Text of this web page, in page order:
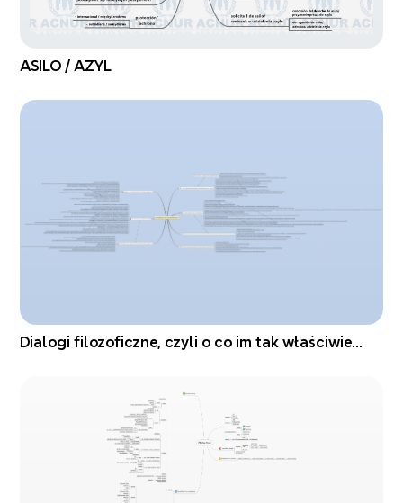
ASILO / AZYL
Dialogi filozoficzne, czyli o co im tak właściwie